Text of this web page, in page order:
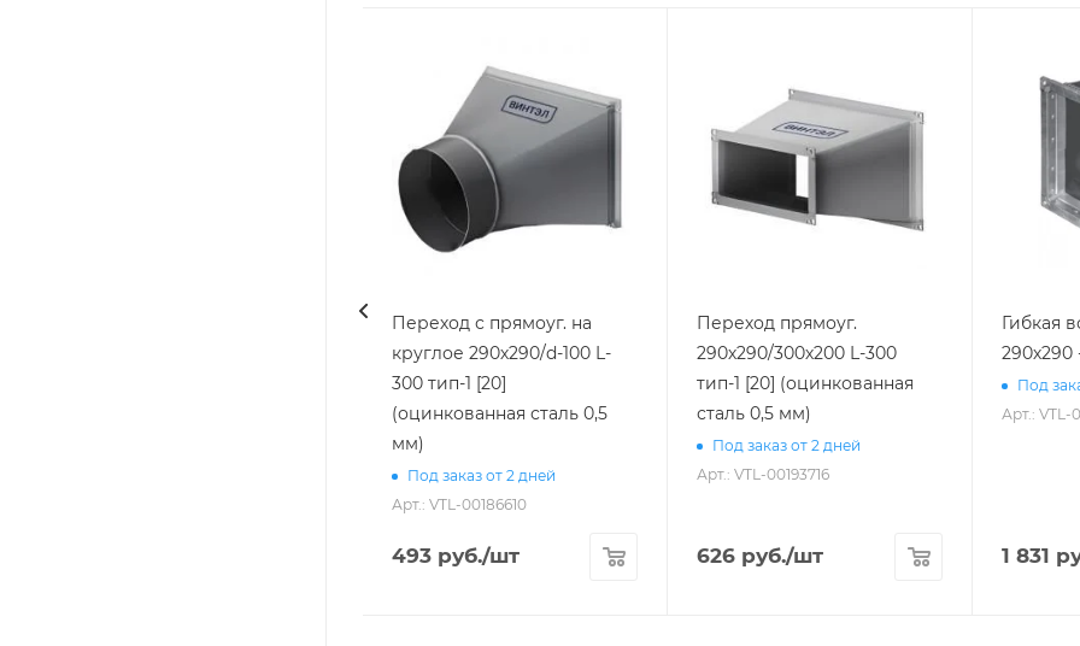
Переход с прямоуг. на
круглое 290х290/d-100 L-
300 тип-1 [20]
(оцинкованная сталь 0,5
мм)
Под заказ от 2 дней
Арт.: VTL-00186610
493 руб./шт
Переход прямоуг.
290х290/300х200 L-300
тип-1 [20] (оцинкованная
сталь 0,5 мм)
Под заказ от 2 дней
Арт.: VTL-00193716
626 руб./шт
Гибкая
290х290
Под
Арт.: VTL-
1 831